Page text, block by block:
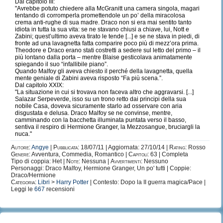
alla nostra sala comune cambia ogni due settimane. Ricordati di
controllare la bacheca degli avvisi. Non portare mai nessuno delle altre
Case nella nostra sala comune e non rivelare loro la parola d'ordine.
Nessun estraneo ci è mai entrato da più di settecento anni. Bene, credo
che sia tutto per il momento. Sono sicura che i nostri dormitori ti
piaceranno. Dormiamo in antichi letti a baldacchino con tende in seta
verde e copriletti ricamati con filo argentato. Arazzi medioevali che
raffigurano dei Serpeverde celebri coprono le pareti e lanterne d'argento
pendono dai soffitti. Dormirai bene; di notte è molto rilassante sentire il
rumore dell'acqua del lago sbattere dolcemente contro le finestre."
COPPIE PREFERITE: Draco/Hermione Rose/Scorpius Rose/James Sirius
James Sirius/Dominique Blaise/Daphne Daphne/Theodore
Lucius/Narcissa PERSONAGGI PREFERITI:
Draco,Blaise,Theodore,Rose,Scorpius,Albus Severus,James
Sirius,Daphne,Hermione,Ginny,Fred e George,Astoria,Bellatrix COPPIE
ODIATE: Ron/Hermione Hermione con qualsiasi personaggio che non sia
Draco, Draco con qualsiasi personaggio che non sia Hermione o Astoria.
PERSONAGGI PREFERITI: Ron,Lavanda,Percy,Harry,Neville, ABOUT
DIVERGENT: Mi ritrovo negli Intrepidi perché mi piace il loro modo di
vedere la vita,quel "vivere alla giornata",quel "CARPE DIEM",quella voglia
di vivere,di fare cavolate,quell'adrenalina che ti invade quando fai
qualcosa di pericoloso. Ora mi ucciderete ma io odio profondamente
Quattro/Tobias e con Tris proprio non ce lo vedo,lei la shippo più con Peter
perchè mi ricordano molto Draco e Hermione.Mi piacciono un sacco Uriah
e Marlene,Peter,Cristina,Will e sicuramente Zeke,Lynn e Shauna. ABOUT
HUNGER GAMES: Diciamo che questa saga é quella che forse mi ha
coinvolto di meno ma la trovo comunque molto bella,avvincente e ben
scritta. Mi piacciono un sacco Cato e Clove,Peeta e Katniss,Prim,Finnik e
Colpa delle Stelle,Ti prego lasciati odiare,tutti quelli di Nicolas Sparks.. Un
Dal capitolo III:
"Avrebbe potuto chiedere alla McGranitt una camera singola, magari
tentando di corromperla promettendole un po’ della miracolosa
crema anti-rughe di sua madre. Draco non si era mai sentito tanto
idiota in tutta la sua vita: se ne stavano chiusi a chiave, lui, Nott e
Zabini; quest’ultimo aveva tirato le tende [...] e se ne stava in piedi, di
fronte ad una lavagnetta fatta comparire poco più di mezz’ora prima.
Theodore e Draco erano stati costretti a sedere sul letto del primo – il
più lontano dalla porta – mentre Blaise gesticolava animatamente
spiegando il suo “infallibile piano”.
Quando Malfoy gli aveva chiesto il perché della lavagnetta, quella
mente geniale di Zabini aveva risposto “Fa più scena.”.
Dal capitolo XXIX:
"La situazione in cui si trovava non faceva altro che aggravarsi. [...]
Salazar Serpeverde, isso su un trono retto dai principi della sua
nobile Casa, doveva sicuramente starlo ad osservare con aria
disgustata e delusa. Draco Malfoy se ne convinse, mentre,
camminando con la bacchetta illuminata puntata verso il basso,
sentiva il respiro di Hermione Granger, la Mezzosangue, bruciargli la
nuca."
Autore:Angye Pubblicata: 18/07/11 | Aggiornata: 27/10/14 | Rating: Rosso
Genere:Avventura, Commedia, Romantico | Capitoli: 63 | Completa
Tipo di coppia: Het |
Note: Nessuna | Avvertimenti: Nessuno
Personaggi: Draco Malfoy, Hermione Granger, Un po' tutti | Coppie:
Draco/Hermione
Categoria: Libri > Harry Potter | Contesto: Dopo la II guerra magica/Pace |
Leggi le 667 recensioni